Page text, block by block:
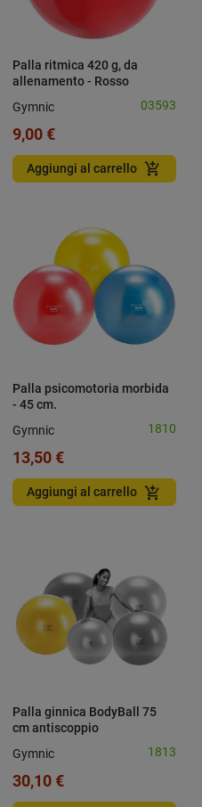
Palla ritmica 420 g, da
allenamento - Rosso
Gymnic 03593
9,00 €
Aggiungi al carrello add_shopping_cart
Palla psicomotoria morbida
- 45 cm.
Gymnic 1810
13,50 €
Aggiungi al carrello add_shopping_cart
Palla ginnica BodyBall 75
cm antiscoppio
Gymnic 1813
30,10 €